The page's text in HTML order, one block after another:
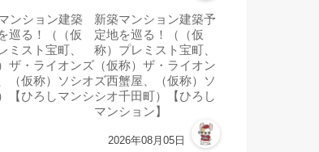
新築マンション建築予
定地を巡る！（（仮
称）プレミスト宝町、
（仮称）ザ・ライオン
ズ西蟹屋、（仮称）ソ
シオ千田町）【ひろし
マンション】
2026年08月05日